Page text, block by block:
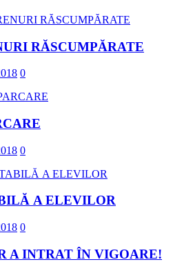
RĂSCUMPĂRATE
0
0
A ELEVILOR
0
A INTRAT ÎN VIGOARE!